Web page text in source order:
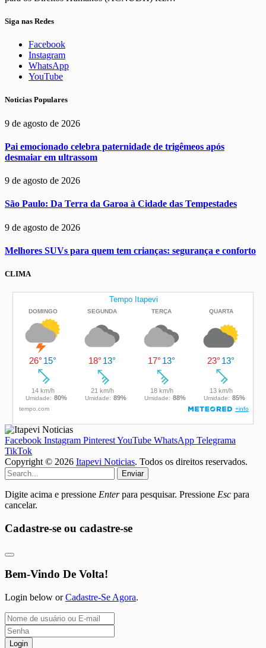
Siga nas Redes
Facebook
Instagram
WhatsApp
YouTube
Noticias Populares
9 de agosto de 2026
Pai emocionado celebra paternidade de trigêmeos após
desmaiar em ultrassom
9 de agosto de 2026
São Paulo: Da Terra da Garoa à Cidade das Tempestades
9 de agosto de 2026
Melhores SUVs para quem tem crianças: segurança e conforto
CLIMA
Facebook Instagram PinterestYouTube WhatsApp Telegrama
TikTok
Copyright © 2026 Itapevi Noticias. Todos os direitos reservados.
Enviar
Digite acima e pressione Enterpara pesquisar. Pressione Esc para
cancelar.
Cadastre-se ou cadastre-se
Bem-Vindo De Volta!
Login below orCadastre-Se Agora.
Login